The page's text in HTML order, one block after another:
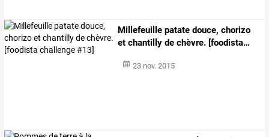
Millefeuille patate douce, chorizo
et chantilly de chèvre. [foodista…
23 nov. 2015